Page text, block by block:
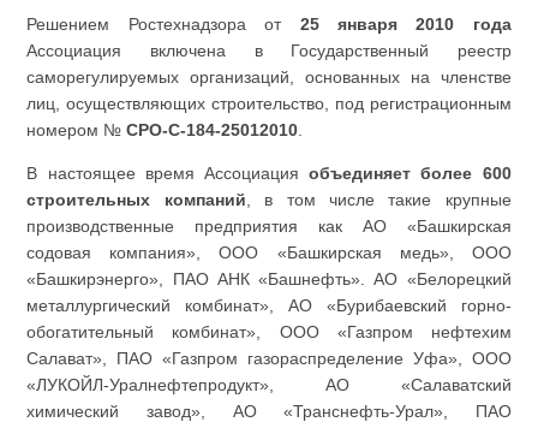
Решением Ростехнадзора от 25 января 2010 года
Ассоциация включена в Государственный реестр
саморегулируемых организаций, основанных на членстве
лиц, осуществляющих строительство, под регистрационным
номером №СРО-С-184-25012010
В настоящее время Ассоциацияобъединяет более 600
строительных компаний , в том числе такие крупные
производственные предприятия как АО «Башкирская
содовая компания», ООО «Башкирская медь», ООО
«Башкирэнерго», ПАО АНК «Башнефть». АО «Белорецкий
металлургический комбинат», АО «Бурибаевский горно-
обогатительный комбинат», ООО «Газпром нефтехим
Салават», ПАО «Газпром газораспределение Уфа», ООО
«ЛУКОЙЛ-Уралнефтепродукт», АО «Салаватский
химический завод», АО «Транснефть-Урал», ПАО